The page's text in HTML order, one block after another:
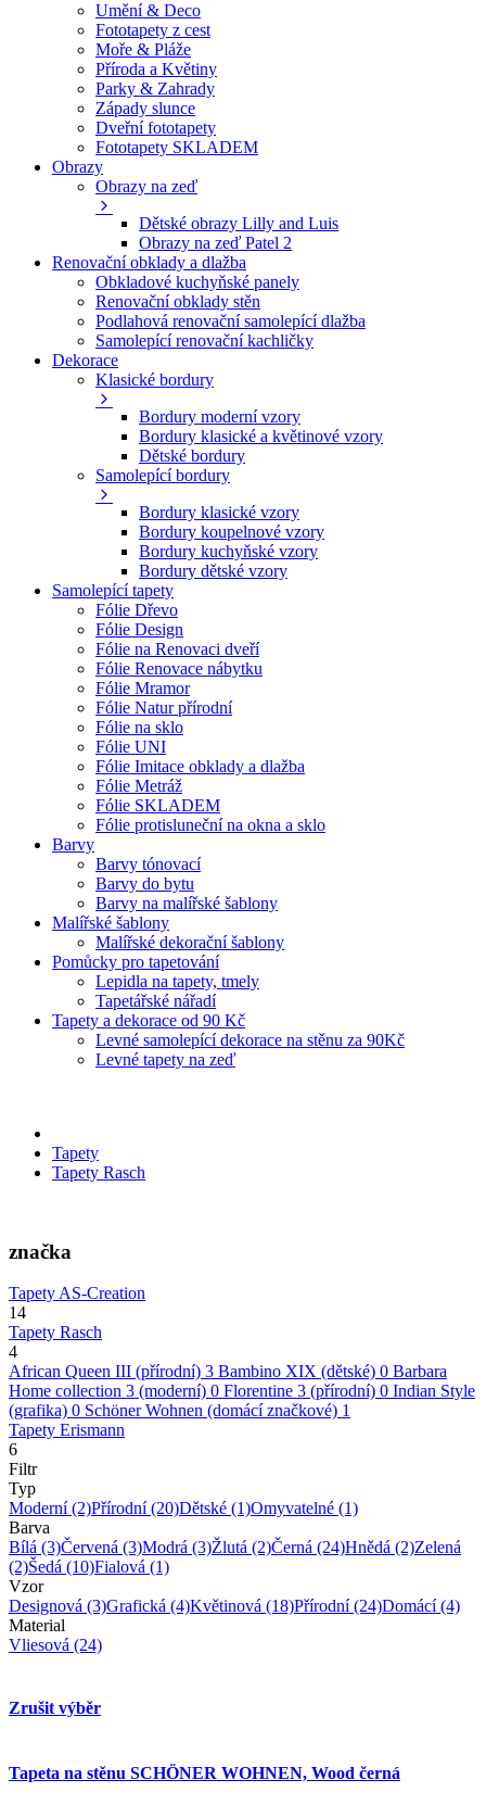
Umění & Deco
Fototapety z cest
Moře & Pláže
Příroda a Květiny
Parky & Zahrady
Západy slunce
Dveřní fototapety
Fototapety SKLADEM
Obrazy
Obrazy na zeď
Dětské obrazy Lilly and Luis
Obrazy na zeď Patel 2
Renovační obklady a dlažba
Obkladové kuchyňské panely
Renovační obklady stěn
Podlahová renovační samolepící dlažba
Samolepící renovační kachličky
Dekorace
Klasické bordury
Bordury moderní vzory
Bordury klasické a květinové vzory
Dětské bordury
Samolepící bordury
Bordury klasické vzory
Bordury koupelnové vzory
Bordury kuchyňské vzory
Bordury dětské vzory
Samolepící tapety
Fólie Dřevo
Fólie Design
Fólie na Renovaci dveří
Fólie Renovace nábytku
Fólie Mramor
Fólie Natur přírodní
Fólie na sklo
Fólie UNI
Fólie Imitace obklady a dlažba
Fólie Metráž
Fólie SKLADEM
Fólie protisluneční na okna a sklo
Barvy
Barvy tónovací
Barvy do bytu
Barvy na malířské šablony
Malířské šablony
Malířské dekorační šablony
Pomůcky pro tapetování
Lepidla na tapety, tmely
Tapetářské nářadí
Tapety a dekorace od 90 Kč
Levné samolepící dekorace na stěnu za 90Kč
Levné tapety na zeď
Tapety
Tapety Rasch
značka
Tapety AS-Creation
14
Tapety Rasch
4
African Queen III (přírodní) 3 Bambino XIX (dětské) 0 Barbara
Home collection 3 (moderní) 0 Florentine 3 (přírodní) 0 Indian Style
(grafika) 0 Schöner Wohnen (domácí značkové) 1
Tapety Erismann
6
Filtr
Typ
Moderní(2)Přírodní(20)Dětské (1)Omyvatelné (1)
Barva
Bílá (3)Červená (3)Modrá (3)Žlutá (2)Černá (24)Hnědá (2)Zelená
(2)Šedá (10)Fialová (1)
Vzor
Designová (3)Grafická (4)Květinová (18)Přírodní(24)Domácí(4)
Material
Vliesová (24)
Zrušit výběr
Tapeta na stěnu SCHÖNER WOHNEN, Wood černá